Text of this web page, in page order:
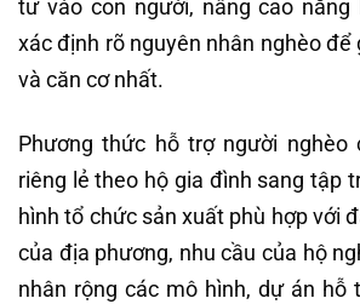
tư vào con người, nâng cao năng
xác định rõ nguyên nhân nghèo
và căn cơ nhất.
Phương thức hỗ trợ người nghèo
riêng lẻ theo hộ gia đình sang tập
hình tổ chức sản xuất phù hợp với
của địa phương, nhu cầu của hộ
nhân rộng các mô hình, dự án hỗ